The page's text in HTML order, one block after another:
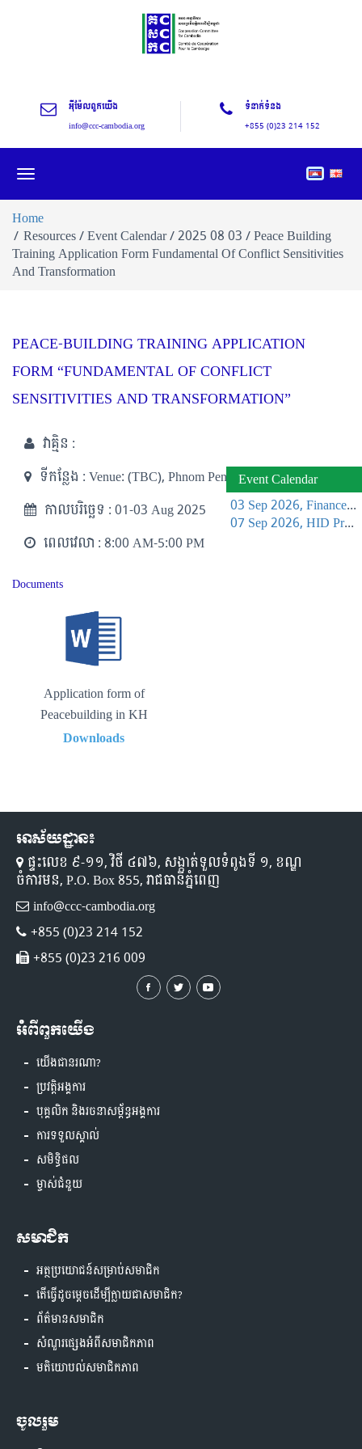
អុីម៉ែលពួកយើង
info@ccc-cambodia.org
ទំនាក់ទំនង
+855 (0)23 214 152
Toggle
Home
Resources / Event Calendar / 2025 08 03 / Peace Building
Training Application Form Fundamental Of Conflict Sensitivities
And Transformation
PEACE-BUILDING TRAINING APPLICATION
FORM “FUNDAMENTAL OF CONFLICT
SENSITIVITIES AND TRANSFORMATION”
វាគ្មិន :
ទីកន្លែង :Venue: (TBC), Phnom Penh
កាលបរិច្ឆេទ :01-03 Aug 2025
ពេលវេលា : 8:00 AM-5:00 PM
Documents
Application form of
Peacebuilding in KH
Downloads
អាស័យដ្ឋាន៖
ផ្ទះលេខ ៩-១១,​ វិថី ៤៧៦, សង្កាត់ទួលទំពូងទី ១,​ ខណ្ឌ
ចំការមន, P.O. Box 855, រាជធានីភ្នំពេញ
info@ccc-cambodia.org
+855 (0)23 214 152
+855 (0)23 216 009
អំពីពួកយើង
យើងជានរណា?
ប្រវត្តិអង្គការ
បុគ្គលិក និងរចនាសម្ព័ន្ធអង្គការ
ការទទួលស្គាល់
សមិទ្ធិផល
ម្ចាស់ជំនួយ
សមាជិក
អត្ថប្រយោជន៍សម្រាប់សមាជិក
តើធ្វើដូចម្តេចដើម្បីក្លាយជាសមាជិក?
ព័ត៌មានសមាជិក
សំណួរផ្សេងអំពីសមាជិកភាព
មតិយោបល់សមាជិកភាព
ចូលរួម
Event Calendar
03 Sep 2026, Finance Learning Forum
07 Sep 2026, HID Project Management Training